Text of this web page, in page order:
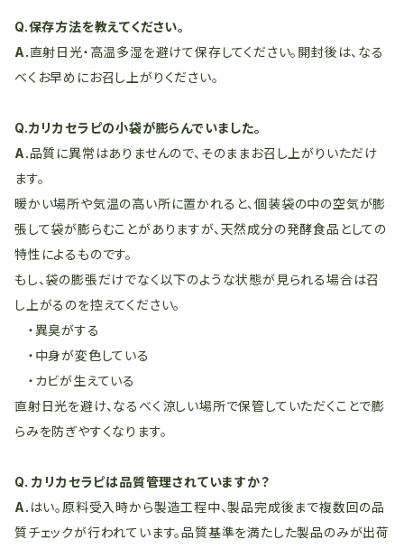
Q.保存方法を教えてください。
A.直射日光・高温多湿を避けて保存してください。開封後は、なる
べくお早めにお召し上がりください。
Q.カリカセラピの小袋が膨らんでいました。
A.品質に異常はありませんので、そのままお召し上がりいただけ
ます。
暖かい場所や気温の高い所に置かれると、個装袋の中の空気が膨
張して袋が膨らむことがありますが、天然成分の発酵食品としての
特性によるものです。
もし、袋の膨張だけでなく以下のような状態が見られる場合は召
し上がるのを控えてください。
・異臭がする
・中身が変色している
・カビが生えている
直射日光を避け、なるべく涼しい場所で保管していただくことで膨
らみを防ぎやすくなります。
Q. カリカセラピは品質管理されていますか？
A. はい。原料受入時から製造工程中、製品完成後まで複数回の品
質チェックが行われています。品質基準を満たした製品のみが出荷